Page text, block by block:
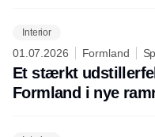
Interior
01.07.2026 Formland
Et stærkt
Formland i nye